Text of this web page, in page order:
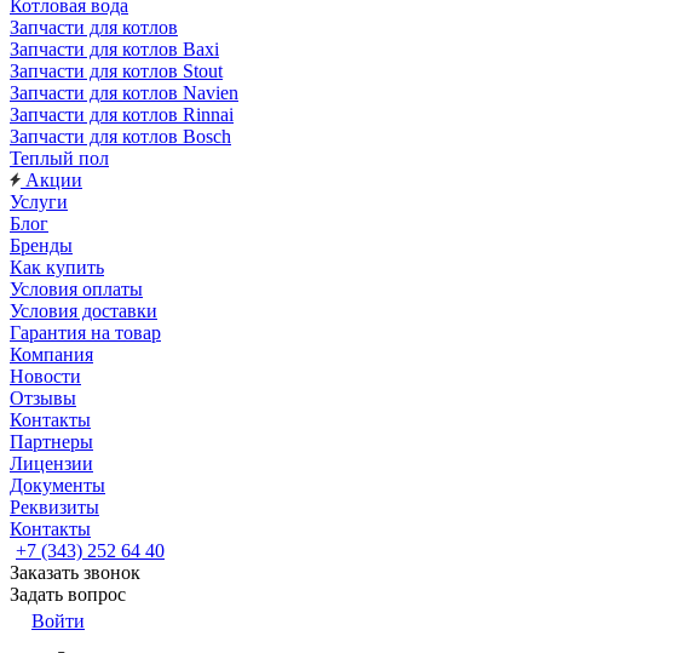
Котловая вода
Запчасти для котлов
Запчасти для котлов Baxi
Запчасти для котлов Stout
Запчасти для котлов Navien
Запчасти для котлов Rinnai
Запчасти для котлов Bosch
Теплый пол
Акции
Услуги
Блог
Бренды
Как купить
Условия оплаты
Условия доставки
Гарантия на товар
Компания
Новости
Отзывы
Контакты
Партнеры
Лицензии
Документы
Реквизиты
Контакты
+7 (343) 252 64 40
Заказать звонок
Задать вопрос
Войти